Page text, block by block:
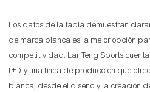
Los datos de la tabla demuestran
de marca blanca es la mejor opción
competitividad. LanTeng Sports
I+D y una línea de producción que
blanca, desde el diseño y la creación